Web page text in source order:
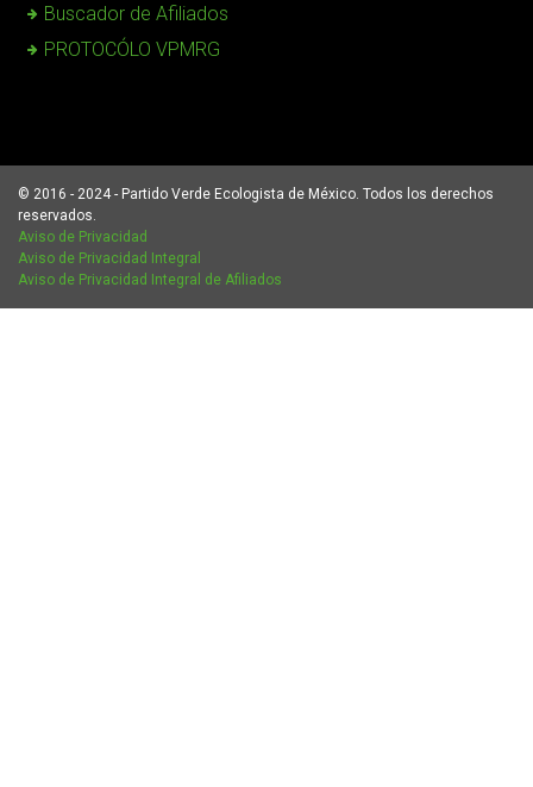
Buscador de Afiliados
PROTOCÓLO VPMRG
© 2016 - 2024 - Partido Verde Ecologista de México. Todos los derechos
reservados.
Aviso de Privacidad
Aviso de Privacidad Integral
Aviso de Privacidad Integral de Afiliados